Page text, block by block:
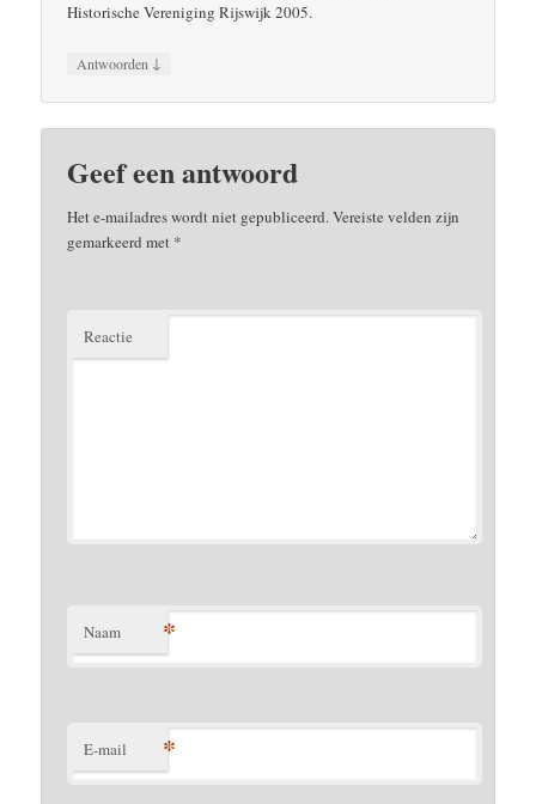
Historische Vereniging Rijswijk 2005.
Antwoorden ↓
Geef een antwoord
Het e-mailadres wordt niet gepubliceerd.Vereiste velden zijn
gemarkeerd met *
Reactie
Naam *
E-mail *